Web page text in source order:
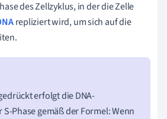
des Zellzyklus, in der die Zelle
repliziert wird, um sich auf die
erfolgt die DNA-
Phase gemäß der Formel: Wenn